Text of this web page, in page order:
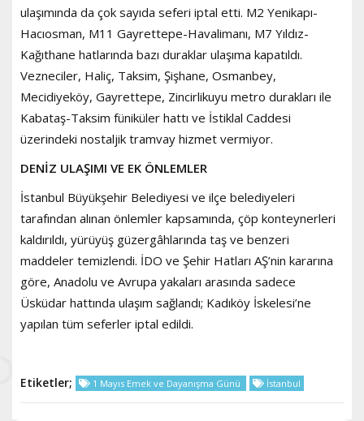
ulaşımında da çok sayıda seferi iptal etti. M2 Yenikapı-
Hacıosman, M11 Gayrettepe-Havalimanı, M7 Yıldız-
Kağıthane hatlarında bazı duraklar ulaşıma kapatıldı.
Vezneciler, Haliç, Taksim, Şişhane, Osmanbey,
Mecidiyeköy, Gayrettepe, Zincirlikuyu metro durakları ile
Kabataş-Taksim füniküler hattı ve İstiklal Caddesi
üzerindeki nostaljik tramvay hizmet vermiyor.
DENİZ ULAŞIMI VE EK ÖNLEMLER
İstanbul Büyükşehir Belediyesi ve ilçe belediyeleri
tarafından alınan önlemler kapsamında, çöp konteynerleri
kaldırıldı, yürüyüş güzergâhlarında taş ve benzeri
maddeler temizlendi. İDO ve Şehir Hatları AŞ’nin kararına
göre, Anadolu ve Avrupa yakaları arasında sadece
Üsküdar hattında ulaşım sağlandı; Kadıköy İskelesi’ne
yapılan tüm seferler iptal edildi.
Etiketler; 1 Mayıs Emek ve Dayanışma Günü İstanbul